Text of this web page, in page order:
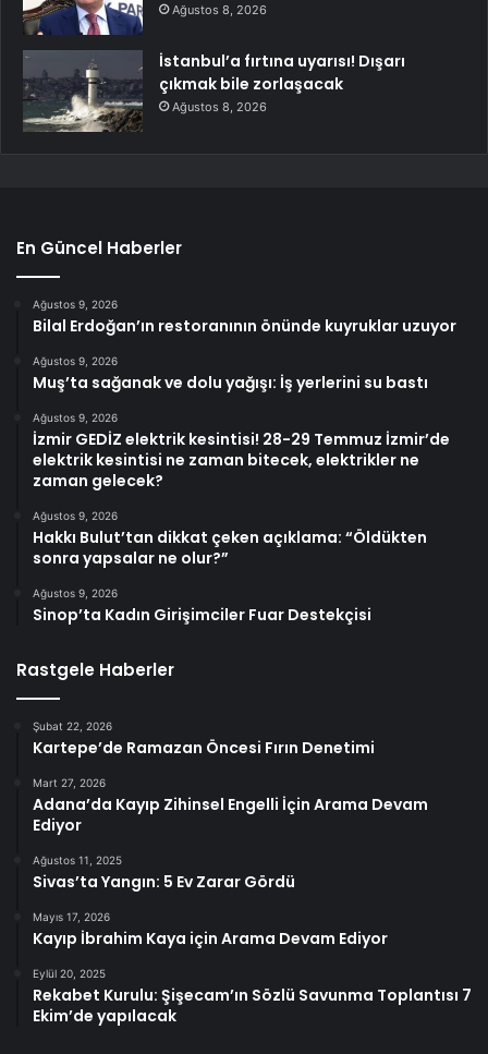
Ağustos 8, 2026
İstanbul’a fırtına uyarısı! Dışarı
çıkmak bile zorlaşacak
Ağustos 8, 2026
En Güncel Haberler
Ağustos 9, 2026
Bilal Erdoğan’ın restoranının önünde kuyruklar uzuyor
Ağustos 9, 2026
Muş’ta sağanak ve dolu yağışı: İş yerlerini su bastı
Ağustos 9, 2026
İzmir GEDİZ elektrik kesintisi! 28-29 Temmuz İzmir’de
elektrik kesintisi ne zaman bitecek, elektrikler ne
zaman gelecek?
Ağustos 9, 2026
Hakkı Bulut’tan dikkat çeken açıklama: “Öldükten
sonra yapsalar ne olur?”
Ağustos 9, 2026
Sinop’ta Kadın Girişimciler Fuar Destekçisi
Rastgele Haberler
Şubat 22, 2026
Kartepe’de Ramazan Öncesi Fırın Denetimi
Mart 27, 2026
Adana’da Kayıp Zihinsel Engelli İçin Arama Devam
Ediyor
Ağustos 11, 2025
Sivas’ta Yangın: 5 Ev Zarar Gördü
Mayıs 17, 2026
Kayıp İbrahim Kaya için Arama Devam Ediyor
Eylül 20, 2025
Rekabet Kurulu: Şişecam’ın Sözlü Savunma Toplantısı 7
Ekim’de yapılacak